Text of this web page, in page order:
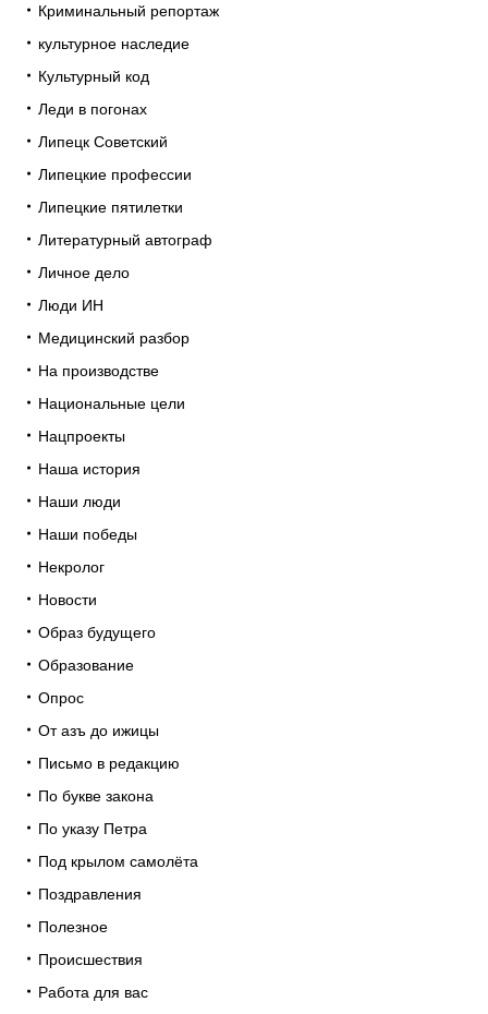
Криминальный репортаж
культурное наследие
Культурный код
Леди в погонах
Липецк Советский
Липецкие профессии
Липецкие пятилетки
Литературный автограф
Личное дело
Люди ИН
Медицинский разбор
На производстве
Национальные цели
Нацпроекты
Наша история
Наши люди
Наши победы
Некролог
Новости
Образ будущего
Образование
Опрос
От азъ до ижицы
Письмо в редакцию
По букве закона
По указу Петра
Под крылом самолёта
Поздравления
Полезное
Происшествия
Работа для вас